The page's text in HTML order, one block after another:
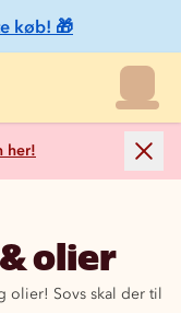
køb! 🎁
her!
olier
olier! Sovs skal der til